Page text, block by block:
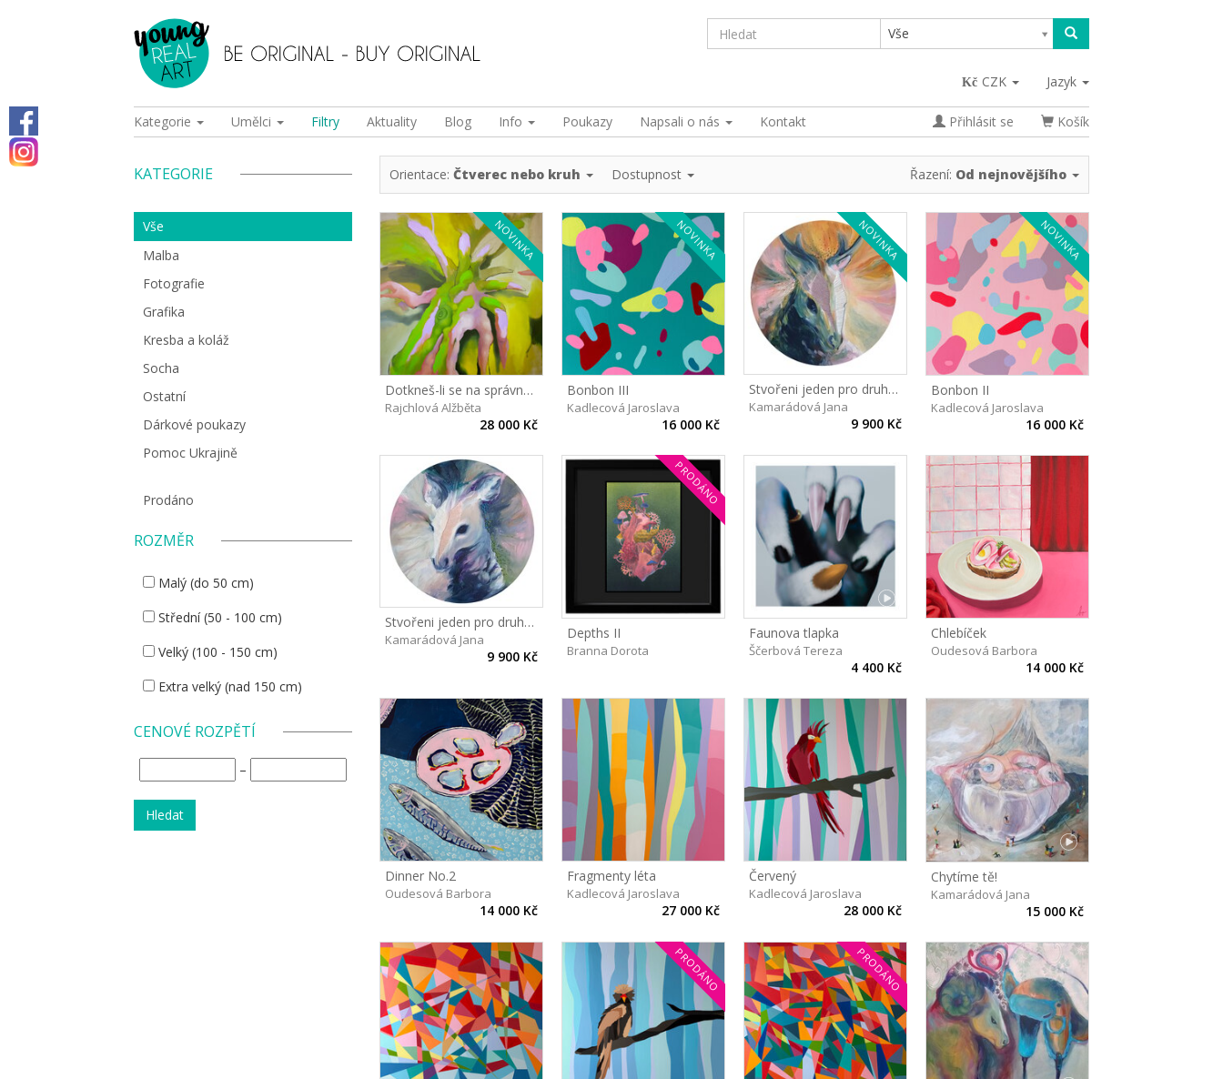
Vše
CZK Jazyk
Kategorie Umělci Filtry Aktuality Blog Info Poukazy Napsali o nás Kontakt Přihlásit se Košík
KATEGORIE
Vše
Malba
Fotografie
Grafika
Kresba a koláž
Socha
Ostatní
Dárkové poukazy
Pomoc Ukrajině
Prodáno
ROZMĚR
Malý (do 50 cm)
Střední (50 - 100 cm)
Velký (100 - 150 cm)
Extra velký (nad 150 cm)
CENOVÉ ROZPĚTÍ
–
Orientace: Čtverec nebo kruh Dostupnost Řazení: Od nejnovějšího
NOVINKA
Dotkneš-li se na správném místě
Rajchlová Alžběta
28 000 Kč
NOVINKA
Bonbon III
Kadlecová Jaroslava
16 000 Kč
NOVINKA
Stvořeni jeden pro druhého II
Kamarádová Jana
9 900 Kč
NOVINKA
Bonbon II
Kadlecová Jaroslava
16 000 Kč
Stvořeni jeden pro druhého I
Kamarádová Jana
9 900 Kč
PRODÁNO
Depths II
Branna Dorota
Faunova tlapka
Ščerbová Tereza
4 400 Kč
Chlebíček
Oudesová Barbora
14 000 Kč
Dinner No.2
Oudesová Barbora
14 000 Kč
Fragmenty léta
Kadlecová Jaroslava
27 000 Kč
Červený
Kadlecová Jaroslava
28 000 Kč
Chytíme tě!
Kamarádová Jana
15 000 Kč
PRODÁNO PRODÁNO